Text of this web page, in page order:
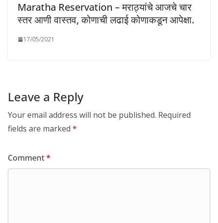
Maratha Reservation – मराठ्यांचे आजचे चार
स्तर आणी वास्तव, कोणाची लढाई कोणाकडून आपेक्षा.
17/05/2021
Leave a Reply
Your email address will not be published. Required
fields are marked *
Comment*